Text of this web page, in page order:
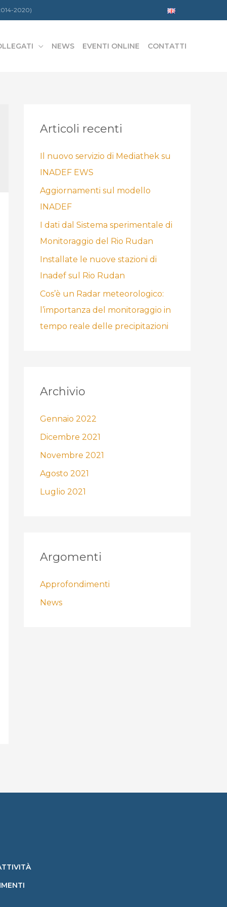
2020)
NEWS EVENTI ONLINE CONTATTI
Articoli recenti
Il nuovo servizio di Mediathek su
INADEF EWS
Aggiornamenti sul modello
INADEF
I dati dal Sistema sperimentale di
Monitoraggio del Rio Rudan
Installate le nuove stazioni di
Inadef sul Rio Rudan
Cos’è un Radar meteorologico:
l’importanza del monitoraggio in
tempo reale delle precipitazioni
Archivio
Gennaio 2022
Dicembre 2021
Novembre 2021
Agosto 2021
Luglio 2021
Argomenti
Approfondimenti
News